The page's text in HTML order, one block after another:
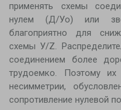
применять схемы
нулем (Д/Уо) или
благоприятно для
схемы У/Z.
соединением более
трудоемко. Поэтому
несимметрии,
сопротивление нулевой